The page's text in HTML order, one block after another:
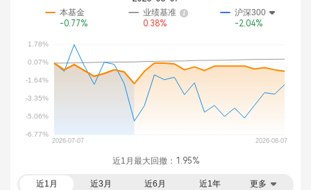
本基金
-0.77%
业绩基准
0.38%
沪深300
-2.04%
近1月最大回撤： 1.95%
近1月 近3月 近6月 近1年 更多